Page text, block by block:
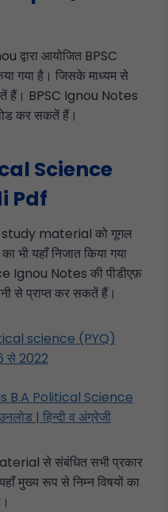
द्वारा आयोजित BPSC
गया है। जिसके माध्यम से
हैं। BPSC Ignou Notes
कर सकतें हैं।
Science
Pdf
study material को गूगल
भी यहाँ निजात किया गया
Ignou Notes की पीडीएफ़
से प्राप्त कर सकतें हैं।
science (PYQ)
से 2022
B.A Political Science
| हिन्दी व अंग्रेजी
से संबंधित सभी प्रकार
मुख्य रूप से निम्न विषयों का